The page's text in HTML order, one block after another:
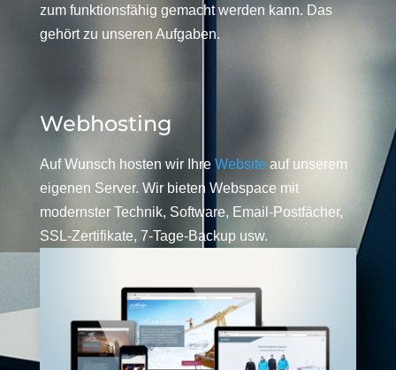
zum funktionsfähig gemacht werden kann. Das
gehört zu unseren Aufgaben.
Webhosting
Auf Wunsch hosten wir Ihre Website auf unserem
eigenen Server. Wir bieten Webspace mit
modernster Technik, Software, Email-Postfächer,
SSL-Zertifikate, 7-Tage-Backup usw.